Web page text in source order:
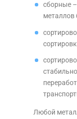
сборные
металлов
Любой